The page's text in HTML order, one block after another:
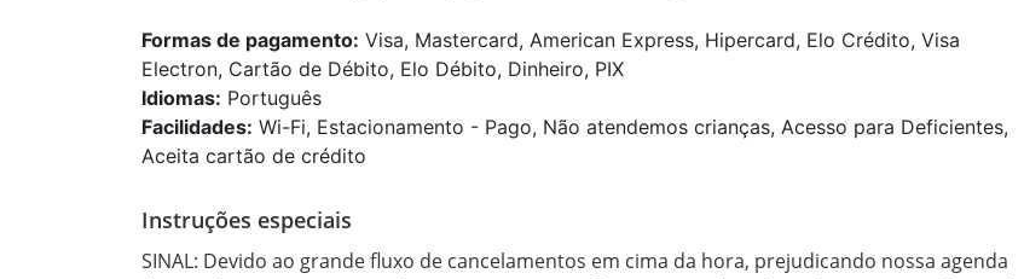
Formas de pagamento: Visa, Mastercard, American Express, Hipercard, Elo Crédito, Visa
Electron, Cartão de Débito, Elo Débito, Dinheiro, PIX
Idiomas: Português
Facilidades: Wi-Fi, Estacionamento - Pago, Não atendemos crianças, Acesso para Deficientes,
Aceita cartão de crédito
Instruções especiais
SINAL: Devido ao grande fluxo de cancelamentos em cima da hora, prejudicando nossa agenda